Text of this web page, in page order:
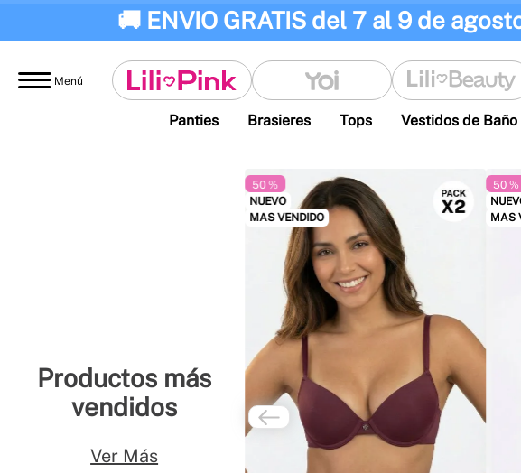
🚚 ENVIO GRATIS del 7 al 9 de
Menú
Panties Brasieres Tops Vestidos de Baño
Productos más
vendidos
Ver Más
50 %
NUEVO
MAS VENDIDO
50 %
MAS